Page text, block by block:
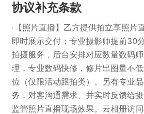
协议补充条款
【照片直播】乙方提供拍立享照片
即时展示交付；专业摄影师提前30
拍摄服务，后台安排对应数量数码
理，专业数码快修，修片出图量不
位（仅限活动跟拍类）。另有专业
务，对客沟通需求、并实时反馈给
监管照片直播现场效果。云相册访